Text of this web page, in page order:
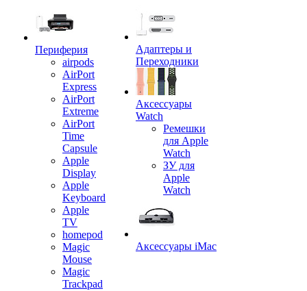
Периферия
airpods
AirPort
Express
AirPort
Extreme
AirPort
Time
Capsule
Apple
Display
Apple
Keyboard
Apple
TV
homepod
Magic
Mouse
Magic
Trackpad
Адаптеры и
Переходники
Аксессуары
Watch
Ремешки
для Apple
Watch
ЗУ для
Apple
Watch
Аксессуары iMac